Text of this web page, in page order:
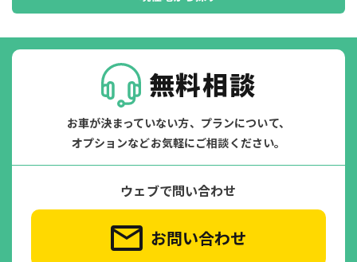
無料相談
お車が決まっていない方、プランについて、
オプションなどお気軽にご相談ください。
ウェブで問い合わせ
お問い合わせ